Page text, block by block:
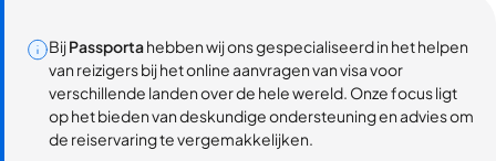
BijPassportahebben wij ons gespecialiseerd in het helpen
van reizigers bij het online aanvragen van visa voor
verschillende landen over de hele wereld. Onze focus ligt
op het bieden van deskundige ondersteuning en advies om
de reiservaring te vergemakkelijken.